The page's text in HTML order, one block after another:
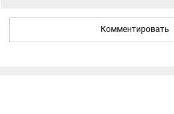
Комментировать